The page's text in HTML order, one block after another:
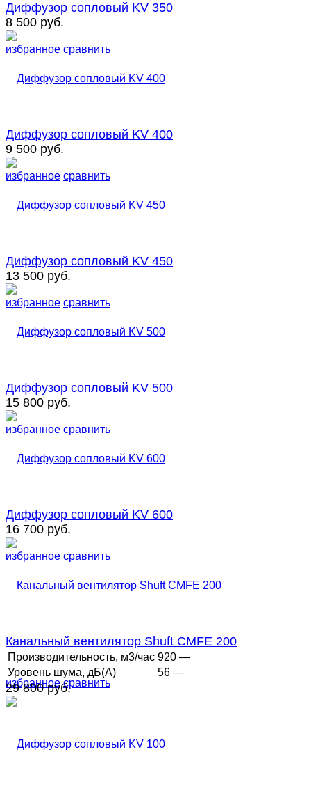
избранное сравнить
Диффузор сопловый KV 350
8 500 руб.
избранное сравнить
Диффузор сопловый KV 400
9 500 руб.
избранное сравнить
Диффузор сопловый KV 450
13 500 руб.
избранное сравнить
Диффузор сопловый KV 500
15 800 руб.
избранное сравнить
Диффузор сопловый KV 600
16 700 руб.
избранное сравнить
Канальный вентилятор Shuft CMFE 200
Производительность, м3/час 920 —
Уровень шума, дБ(А)
56 —
29 800 руб.